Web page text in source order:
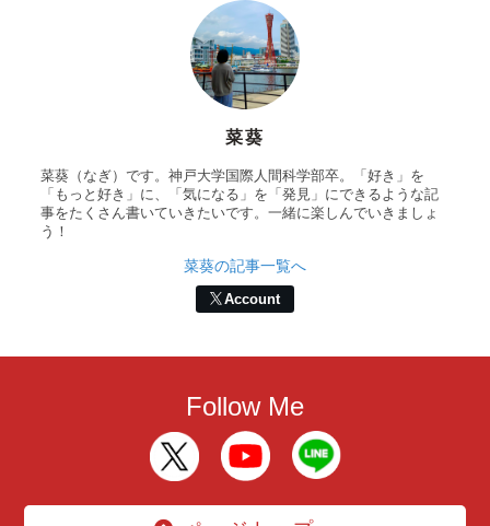
菜葵
菜葵（なぎ）です。神戸大学国際人間科学部卒。「好き」を
「もっと好き」に、「気になる」を「発見」にできるような記
事をたくさん書いていきたいです。一緒に楽しんでいきましょ
う！
菜葵の記事一覧へ
Account
Follow Me